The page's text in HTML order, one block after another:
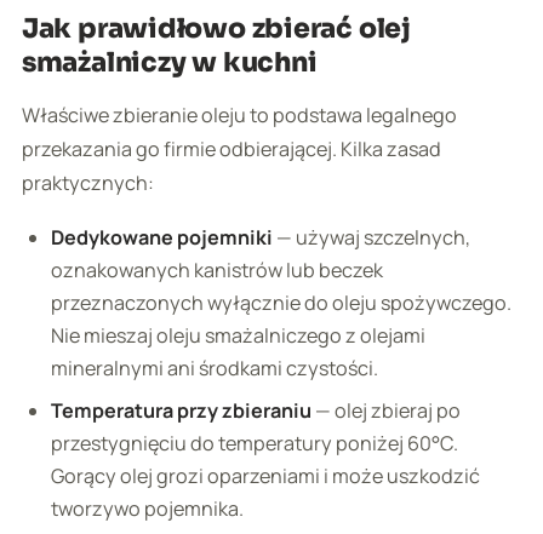
Jak prawidłowo zbierać olej
smażalniczy w kuchni
Właściwe zbieranie oleju to podstawa legalnego
przekazania go firmie odbierającej. Kilka zasad
praktycznych:
Dedykowane pojemniki — używaj szczelnych,
oznakowanych kanistrów lub beczek
przeznaczonych wyłącznie do oleju spożywczego.
Nie mieszaj oleju smażalniczego z olejami
mineralnymi ani środkami czystości.
Temperatura przy zbieraniu — olej zbieraj po
przestygnięciu do temperatury poniżej 60°C.
Gorący olej grozi oparzeniami i może uszkodzić
tworzywo pojemnika.